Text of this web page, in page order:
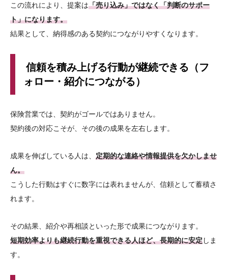
この流れにより、提案は「売り込み」ではなく「判断のサポー
ト」になります。
結果として、納得感のある契約につながりやすくなります。
信頼を積み上げる行動が継続できる（フ
ォロー・紹介につながる）
保険営業では、契約がゴールではありません。
契約後の対応こそが、その後の成果を左右します。
成果を伸ばしている人は、 定期的な連絡や情報提供を欠かしませ
ん。
こうした行動はすぐに数字には表れませんが、信頼として蓄積さ
れます。
その結果、紹介や再相談といった形で成果につながります。
短期効率よりも継続行動を重視できる人ほど、長期的に安定しま
す。